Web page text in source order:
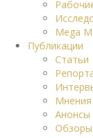
Mega
Публикации
Статьи
Мнения
Анонсы
Обзоры